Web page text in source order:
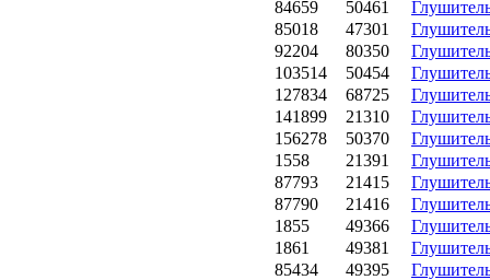
84659
50461
85018
47301
92204
80350
103514
50454
127834
68725
141899
21310
156278
50370
1558
21391
87793
21415
87790
21416
1855
49366
1861
49381
85434
49395